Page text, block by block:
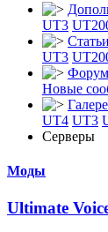
UT3
Статьи
UT3
Форум
Новые
UT4 UT3
Серверы
Моды
Ultimate